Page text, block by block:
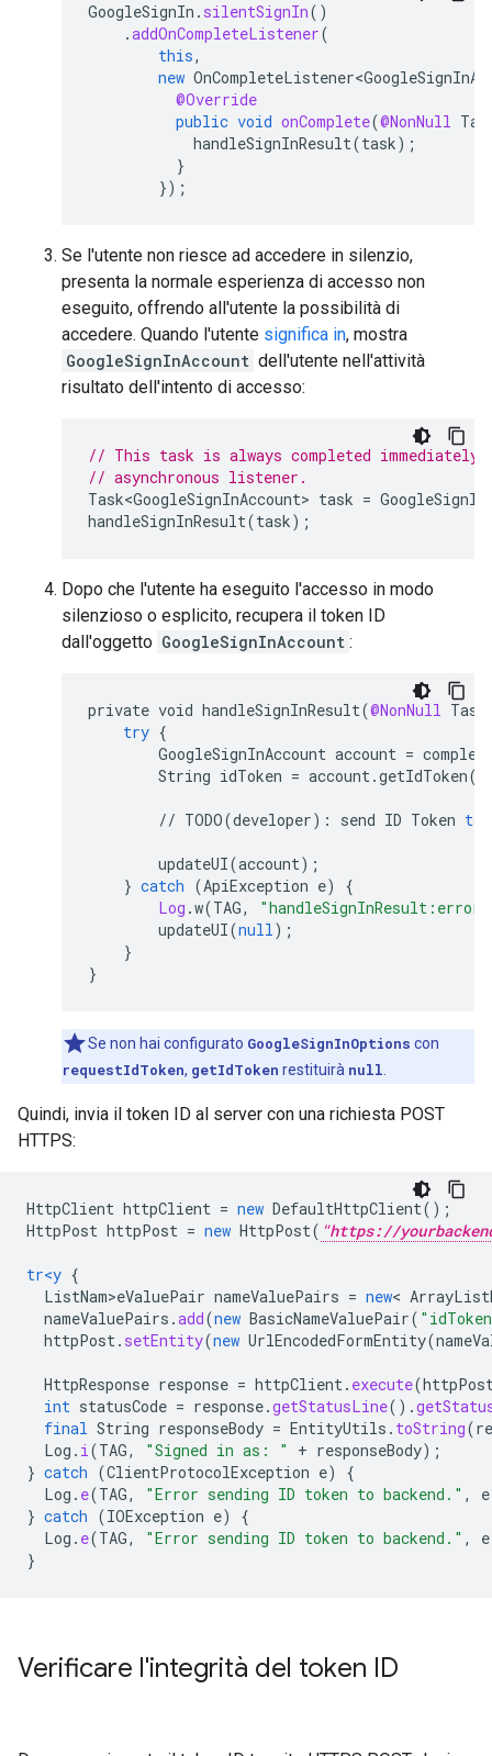
GoogleSignIn . silentSignIn()
.addOnCompleteListener(
this,
new
@Override
public void onComplete(@NonNull
handleSignInResult(task);
}
});
Se l'utente non riesce ad accedere in silenzio,
presenta la normale esperienza di accesso non
eseguito, offrendo all'utente la possibilità di
accedere. Quando l'utente significa in, mostra
GoogleSignInAccount dell'utente nell'attività
risultato dell'intento di accesso:
// This task is always completed
// asynchronous listener.
Task<GoogleSignInAccount> task = GoogleSignIn
handleSignInResult(task);
Dopo che l'utente ha eseguito l'accesso in modo
silenzioso o esplicito, recupera il token ID
dall'oggetto GoogleSignInAccount :
private void handleSignInResult(@NonNull
try {
GoogleSignInAccount account =
String idToken = account.getIdToken
// TODO(developer) : send ID Token to
updateUI(account);
} catch (ApiException e)
{
Log .w(TAG, "handleSignInResult:error"
updateUI(null);
}
}
Se non hai configurato GoogleSignInOptions con
requestIdToken, getIdToken restituirà null
Quindi, invia il token ID al server con una richiesta POST
HTTPS:
HttpClient httpClient = new DefaultHttpClient();
HttpPost httpPost = new HttpPost( "https://
tr<y {
ListNam>eValuePair nameValuePairs = new<
nameValuePairs .add(new BasicNameValuePair(
httpPost. setEntity(new UrlEncodedFormEntity(
HttpResponse response = httpClient. execute(
int statusCode = response.getStatusLine().
final String responseBody = EntityUtils . toString(
Log . i(TAG, "Signed in as: " + responseBody);
} catch (ClientProtocolException e)
{
Log . e(TAG, "Error sending ID token to backend." , e
} catch (IOException e)
{
Log . e(TAG, "Error sending ID token to backend." , e
}
Verificare l'integrità del token ID